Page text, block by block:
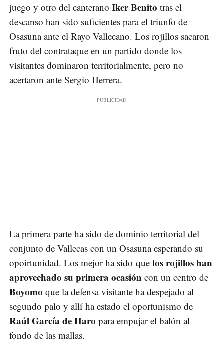
juego y otro del canterano Iker Benito tras el
descanso han sido suficientes para el triunfo de
Osasuna ante el Rayo Vallecano. Los rojillos sacaron
fruto del contrataque en un partido donde los
visitantes dominaron territorialmente, pero no
acertaron ante Sergio Herrera.
La primera parte ha sido de dominio territorial del
conjunto de Vallecas con un Osasuna esperando su
opoirtunidad. Los mejor ha sido que los rojillos han
aprovechado su primera ocasión con un centro de
Boyomo que la defensa visitante ha despejado al
segundo palo y allí ha estado el oportunismo de
Raúl García de Haro para empujar el balón al
fondo de las mallas.